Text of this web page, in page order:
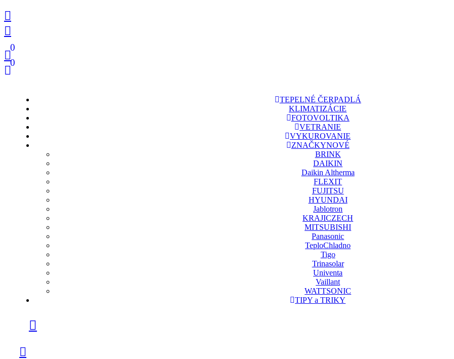
0
0
TEPELNÉ ČERPADLÁ
KLIMATIZÁCIE
FOTOVOLTIKA
VETRANIE
VYKUROVANIE
ZNAČKYNOVÉ
BRINK
DAIKIN
Daikin Altherma
FLEXIT
FUJITSU
HYUNDAI
Jablotron
KRAJICZECH
MITSUBISHI
Panasonic
TeploChladno
Tigo
Trinasolar
Univenta
Vaillant
WATTSONIC
TIPY a TRIKY